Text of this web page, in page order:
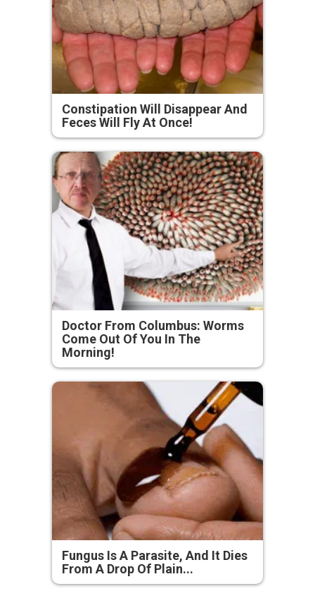
Constipation Will Disappear And
Feces Will Fly At Once!
Doctor From Columbus: Worms
Come Out Of You In The
Morning!
Fungus Is A Parasite, And It Dies
From A Drop Of Plain...